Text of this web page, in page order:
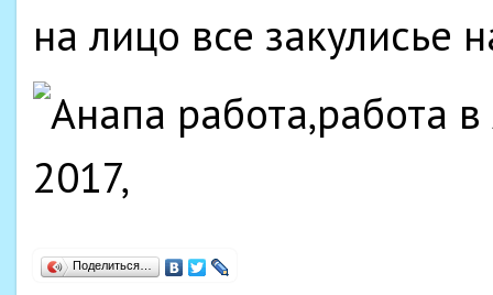
на лицо все закулисье
Поделиться…